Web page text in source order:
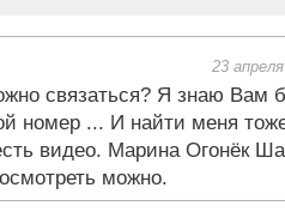
23
связаться? Я знаю Вам
номер ... И найти меня
видео. Марина Огонёк
можно.